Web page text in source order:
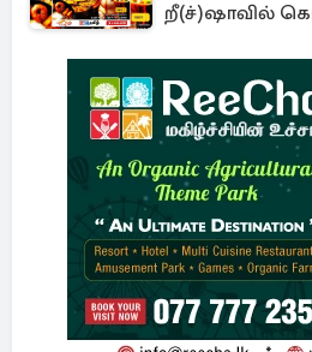
றீ(ச்)ஷாவில்